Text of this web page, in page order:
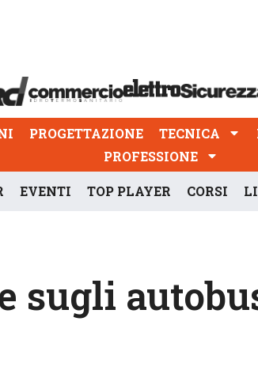
PROGETTAZIONE TECNICA
PROFESSIONE
EVENTI TOP PLAYER CORSI
sugli